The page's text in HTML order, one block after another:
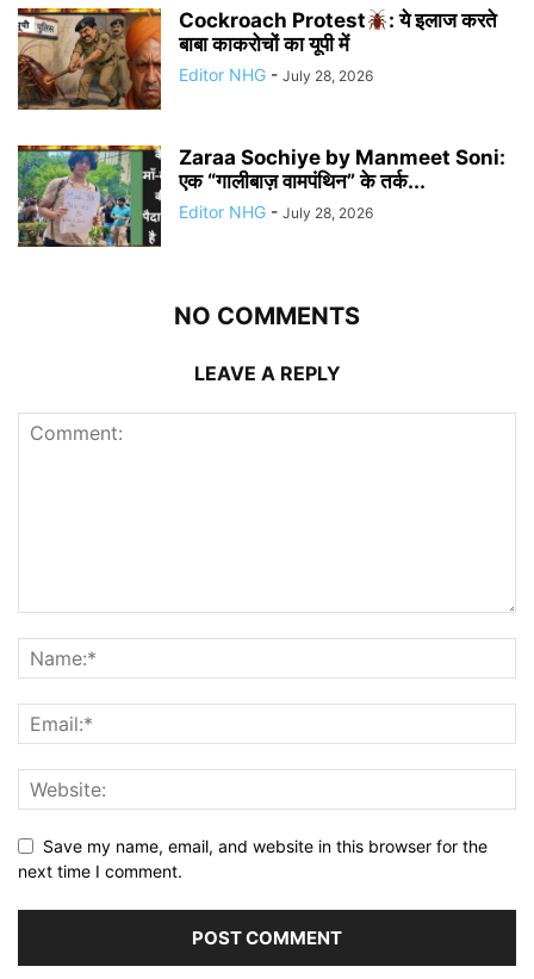
Cockroach Protest
: ये इलाज करते
बाबा काकरोचों का यूपी में
Editor NHG - July 28, 2026
Zaraa Sochiye by Manmeet Soni:
एक “गालीबाज़ वामपंथिन” के तर्क...
Editor NHG - July 28, 2026
NO COMMENTS
LEAVE A REPLY
Save my name, email, and website in this browser for the
next time I comment.